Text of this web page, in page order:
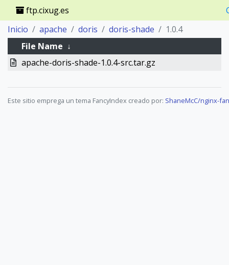
ftp.cixug.es
Inicio
apache doris doris-shade
1.0.4
File Name ↓
apache-doris-shade-1.0.4-src.tar.gz
Este sitio emprega un tema FancyIndex creado por: ShaneMcC/nginx-